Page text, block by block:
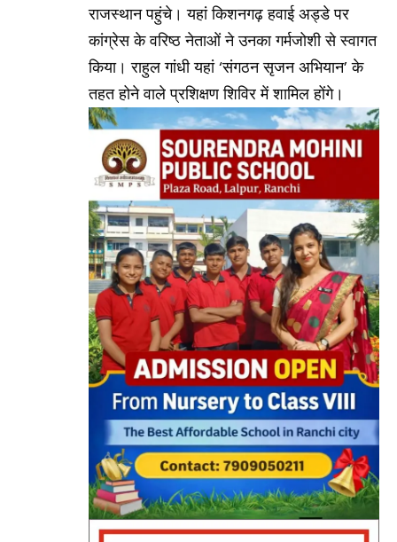
राजस्थान पहुंचे। यहां किशनगढ़ हवाई अड्डे पर
कांग्रेस के वरिष्ठ नेताओं ने उनका गर्मजोशी से स्वागत
किया। राहुल गांधी यहां ‘संगठन सृजन अभियान’ के
तहत होने वाले प्रशिक्षण शिविर में शामिल होंगे।